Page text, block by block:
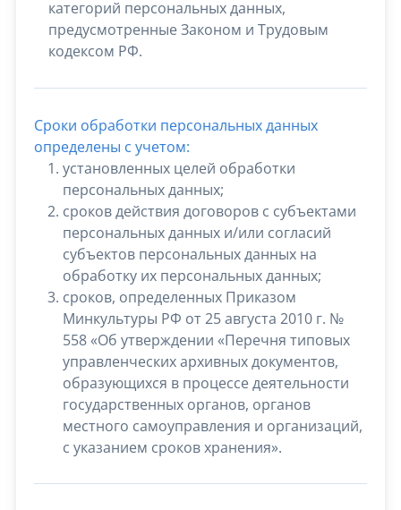
категорий персональных данных,
предусмотренные Законом и Трудовым
кодексом РФ.
Сроки обработки персональных данных
определены с учетом:
установленных целей обработки
персональных данных;
сроков действия договоров с субъектами
персональных данных и/или согласий
субъектов персональных данных на
обработку их персональных данных;
сроков, определенных Приказом
Минкультуры РФ от 25 августа 2010 г. №
558 «Об утверждении «Перечня типовых
управленческих архивных документов,
образующихся в процессе деятельности
государственных органов, органов
местного самоуправления и организаций,
с указанием сроков хранения».